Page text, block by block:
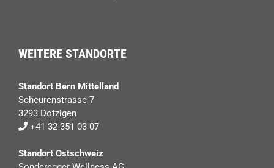
WEITERE STANDORTE
Standort Bern Mittelland
Scheurenstrasse 7
3293 Dotzigen
+41 32 351 03 07
Standort Ostschweiz